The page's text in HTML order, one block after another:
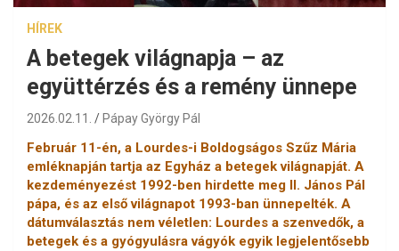
HÍREK
A betegek világnapja – az
együttérzés és a remény ünnepe
2026.02.11. Pápay György Pál
Február 11-én, a Lourdes-i Boldogságos Szűz Mária
emléknapján tartja az Egyház a betegek világnapját. A
kezdeményezést 1992-ben hirdette meg II. János Pál
pápa, és az első világnapot 1993-ban ünnepelték. A
dátumválasztás nem véletlen: Lourdes a szenvedők, a
betegek és a gyógyulásra vágyók egyik legjelentősebb